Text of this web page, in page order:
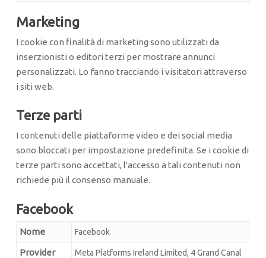
Marketing
I cookie con finalità di marketing sono utilizzati da
inserzionisti o editori terzi per mostrare annunci
personalizzati. Lo fanno tracciando i visitatori attraverso
i siti web.
Terze parti
I contenuti delle piattaforme video e dei social media
sono bloccati per impostazione predefinita. Se i cookie di
terze parti sono accettati, l'accesso a tali contenuti non
richiede più il consenso manuale.
Facebook
Nome Facebook
Provider
Meta Platforms Ireland Limited, 4 Grand Canal